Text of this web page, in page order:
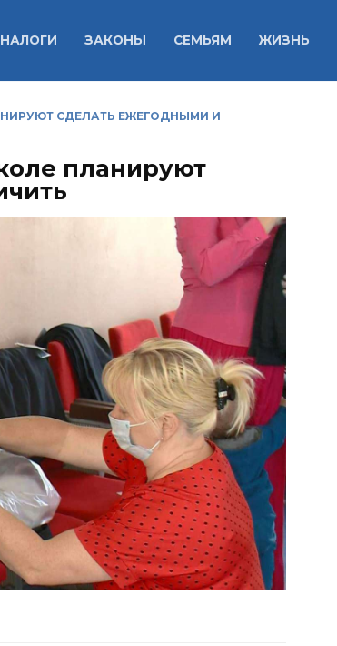
НАЛОГИ ЗАКОНЫ СЕМЬЯМ ЖИЗНЬ
СДЕЛАТЬ ЕЖЕГОДНЫМИ И
планируют